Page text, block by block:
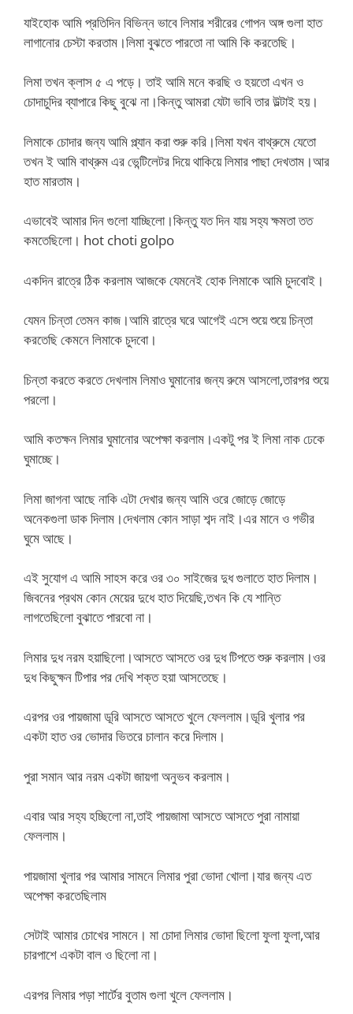
যাইহোক আমি প্রতিদিন বিভিন্ন ভাবে লিমার শরীরের গোপন অঙ্গ গুলা হাত
লাগানোর চেস্টা করতাম।লিমা বুঝতে পারতো না আমি কি করতেছি।
লিমা তখন ক্লাস ৫ এ পড়ে। তাই আমি মনে করছি ও হয়তো এখন ও
চোদাচুদির ব্যাপারে কিছু বুঝে না।কিন্তু আমরা যেটা ভাবি তার উল্টাই হয়।
লিমাকে চোদার জন্য আমি প্ল্যান করা শুরু করি।লিমা যখন বাথ্রুমে যেতো
তখন ই আমি বাথ্রুম এর ভেন্টিলেটর দিয়ে থাকিয়ে লিমার পাছা দেখতাম।আর
হাত মারতাম।
এভাবেই আমার দিন গুলো যাচ্ছিলো।কিন্তু যত দিন যায় সহ্য ক্ষমতা তত
কমতেছিলো। hot choti golpo
একদিন রাত্রে ঠিক করলাম আজকে যেমনেই হোক লিমাকে আমি চুদবোই।
যেমন চিন্তা তেমন কাজ।আমি রাত্রে ঘরে আগেই এসে শুয়ে শুয়ে চিন্তা
করতেছি কেমনে লিমাকে চুদবো।
চিন্তা করতে করতে দেখলাম লিমাও ঘুমানোর জন্য রুমে আসলো,তারপর শুয়ে
পরলো।
আমি কতক্ষন লিমার ঘুমানোর অপেক্ষা করলাম।একটু পর ই লিমা নাক ঢেকে
ঘুমাচ্ছে।
লিমা জাগনা আছে নাকি এটা দেখার জন্য আমি ওরে জোড়ে জোড়ে
অনেকগুলা ডাক দিলাম।দেখলাম কোন সাড়া শব্দ নাই।এর মানে ও গভীর
ঘুমে আছে।
এই সুযোগ এ আমি সাহস করে ওর ৩০ সাইজের দুধ গুলাতে হাত দিলাম।
জিবনের প্রথম কোন মেয়ের দুধে হাত দিয়েছি,তখন কি যে শান্তি
লাগতেছিলো বুঝাতে পারবো না।
লিমার দুধ নরম হয়াছিলো।আসতে আসতে ওর দুধ টিপতে শুরু করলাম।ওর
দুধ কিছুক্ষন টিপার পর দেখি শক্ত হয়া আসতেছে।
এরপর ওর পায়জামা ডূরি আসতে আসতে খুলে ফেললাম।ডূরি খুলার পর
একটা হাত ওর ভোদার ভিতরে চালান করে দিলাম।
পুরা সমান আর নরম একটা জায়গা অনুভব করলাম।
এবার আর সহ্য হচ্ছিলো না,তাই পায়জামা আসতে আসতে পুরা নামায়া
ফেললাম।
পায়জামা খুলার পর আমার সামনে লিমার পুরা ভোদা খোলা।যার জন্য এত
অপেক্ষা করতেছিলাম
সেটাই আমার চোখের সামনে। মা চোদা লিমার ভোদা ছিলো ফুলা ফুলা,আর
চারপাশে একটা বাল ও ছিলো না।
এরপর লিমার পড়া শার্টের বুতাম গুলা খুলে ফেললাম।